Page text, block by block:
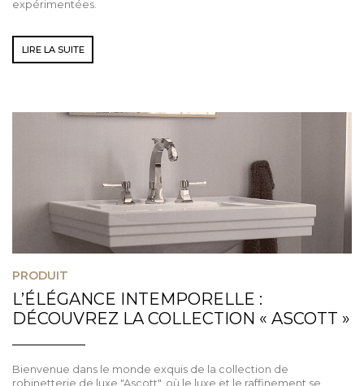
expérimentées.
LIRE LA SUITE
PRODUIT
L’ÉLÉGANCE INTEMPORELLE :
DÉCOUVREZ LA COLLECTION « ASCOTT »
Bienvenue dans le monde exquis de la collection de
robinetterie de luxe "Ascott", où le luxe et le raffinement se